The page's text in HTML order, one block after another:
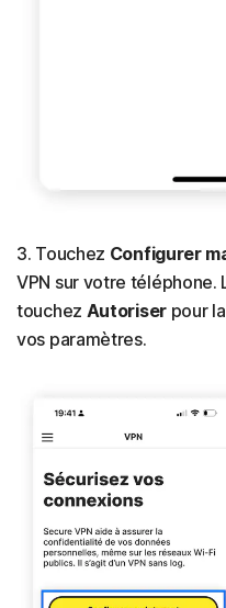
3. Touchez Configurer
VPN sur votre téléphone.
touchez Autoriserpour
vos paramètres.